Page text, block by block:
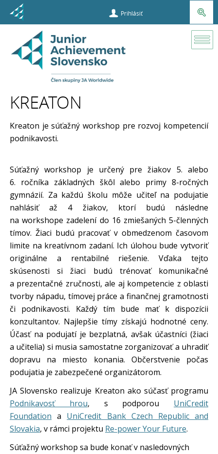
Prihlásiť
Kreaton
KREATON
Kreaton je súťažný workshop pre rozvoj kompetencií
podnikavosti.
Súťažný workshop je určený pre žiakov 5. alebo
6. ročníka základných škôl alebo primy 8-ročných
gymnázií. Za každú školu môže učiteľ na podujatie
nahlásiť až 4 žiakov, ktorí budú následne
na workshope zadelení do 16 zmiešaných 5-členných
tímov. Žiaci budú pracovať v obmedzenom časovom
limite na kreatívnom zadaní. Ich úlohou bude vytvoriť
originálne a rentabilné riešenie. Vďaka tejto
skúsenosti si žiaci budú trénovať komunikačné
a prezentačné zručnosti, ale aj kompetencie z oblasti
tvorby nápadu, tímovej práce a finančnej gramotnosti
či podnikavosti. Každý tím bude mať k dispozícii
konzultantov. Najlepšie tímy získajú hodnotné ceny.
Účasť na podujatí je bezplatná, avšak účastníci (žiaci
a učitelia) si musia samostatne zorganizovať a uhradiť
dopravu na miesto konania. Občerstvenie počas
podujatia je zabezpečené organizátorom.
JA Slovensko realizuje Kreaton ako súčasť programu
Podnikavosť hrou, s podporou UniCredit
Foundation a UniCredit Bank Czech Republic and
Slovakia, v rámci projektu Re-power Your Future.
Súťažný workshop sa bude konať v nasledovných